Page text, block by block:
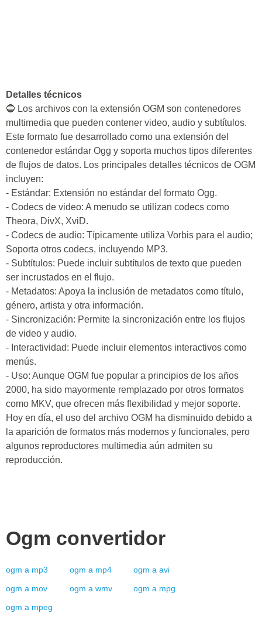
Detalles técnicos
🔵 Los archivos con la extensión OGM son contenedores
multimedia que pueden contener video, audio y subtítulos.
Este formato fue desarrollado como una extensión del
contenedor estándar Ogg y soporta muchos tipos diferentes
de flujos de datos. Los principales detalles técnicos de OGM
incluyen:
- Estándar: Extensión no estándar del formato Ogg.
- Codecs de video: A menudo se utilizan codecs como
Theora, DivX, XviD.
- Codecs de audio: Típicamente utiliza Vorbis para el audio;
Soporta otros codecs, incluyendo MP3.
- Subtítulos: Puede incluir subtítulos de texto que pueden
ser incrustados en el flujo.
- Metadatos: Apoya la inclusión de metadatos como título,
género, artista y otra información.
- Sincronización: Permite la sincronización entre los flujos
de video y audio.
- Interactividad: Puede incluir elementos interactivos como
menús.
- Uso: Aunque OGM fue popular a principios de los años
2000, ha sido mayormente remplazado por otros formatos
como MKV, que ofrecen más flexibilidad y mejor soporte.
Hoy en día, el uso del archivo OGM ha disminuido debido a
la aparición de formatos más modernos y funcionales, pero
algunos reproductores multimedia aún admiten su
reproducción.
Ogm convertidor
ogm a mp3 ogm a mp4 ogm a avi
ogm a mov ogm a wmv ogm a mpg
ogm a mpeg